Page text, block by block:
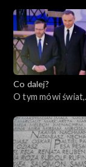
Co dalej?
O tym mówi świat,